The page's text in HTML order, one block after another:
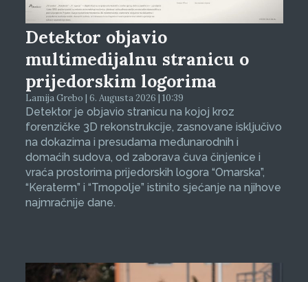
Detektor objavio
multimedijalnu stranicu o
prijedorskim logorima
Lamija Grebo | 6. Augusta 2026 | 10:39
Detektor je objavio stranicu na kojoj kroz
forenzičke 3D rekonstrukcije, zasnovane isključivo
na dokazima i presudama međunarodnih i
domaćih sudova, od zaborava čuva činjenice i
vraća prostorima prijedorskih logora “Omarska”,
“Keraterm” i “Trnopolje” istinito sjećanje na njihove
najmračnije dane.